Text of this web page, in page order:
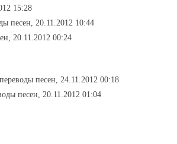
15:28
песен, 20.11.2012 10:44
20.11.2012 00:24
песен, 24.11.2012 00:18
песен, 20.11.2012 01:04